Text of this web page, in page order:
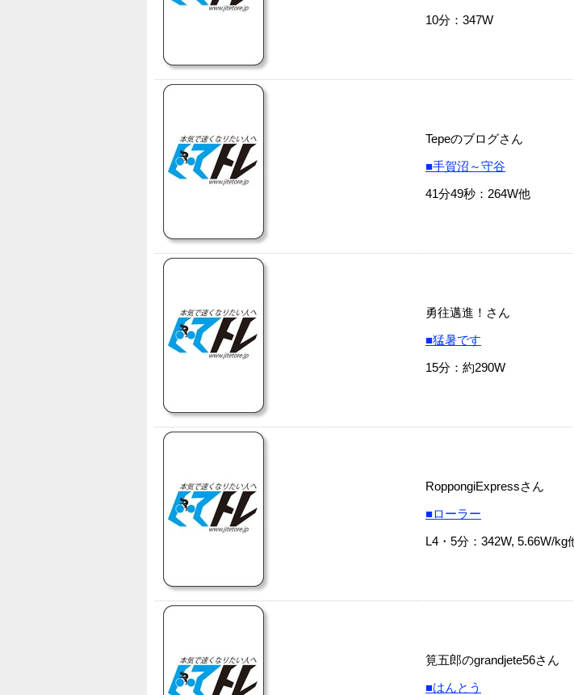
10分：347W
Tepeのブログさん
■手賀沼～守谷
41分49秒：264W他
勇往邁進！さん
■猛暑です
15分：約290W
RoppongiExpressさん
■ローラー
L4・5分：342W, 5.66W/kg
筧五郎のgrandjete56さん
■はんとう